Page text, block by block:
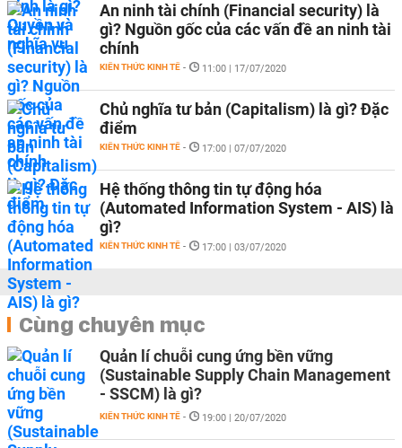
An ninh tài chính (Financial security) là
gì? Nguồn gốc của các vấn đề an ninh tài
chính
KIẾN THỨC KINH TẾ - 11:00 | 17/07/2020
Chủ nghĩa tư bản (Capitalism) là gì? Đặc
điểm
KIẾN THỨC KINH TẾ - 17:00 | 07/07/2020
Hệ thống thông tin tự động hóa
(Automated Information System - AIS) là
gì?
KIẾN THỨC KINH TẾ - 17:00 | 03/07/2020
Cùng chuyên mục
Quản lí chuỗi cung ứng bền vững
(Sustainable Supply Chain Management
- SSCM) là gì?
KIẾN THỨC KINH TẾ - 19:00 | 20/07/2020